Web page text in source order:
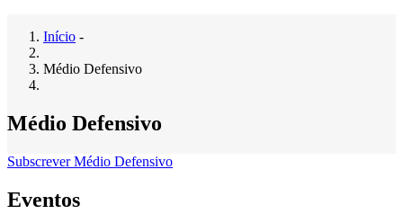
Navegação
estrutural
Início -
Médio Defensivo
Médio Defensivo
Subscrever Médio Defensivo
Eventos